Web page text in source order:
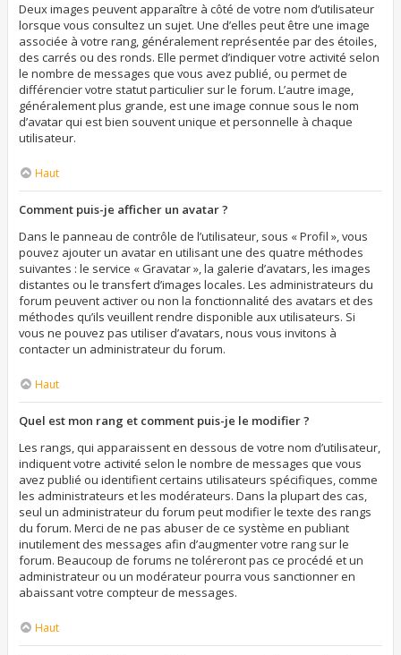
Deux images peuvent apparaître à côté de votre nom d’utilisateur
lorsque vous consultez un sujet. Une d’elles peut être une image
associée à votre rang, généralement représentée par des étoiles,
des carrés ou des ronds. Elle permet d’indiquer votre activité selon
le nombre de messages que vous avez publié, ou permet de
différencier votre statut particulier sur le forum. L’autre image,
généralement plus grande, est une image connue sous le nom
d’avatar qui est bien souvent unique et personnelle à chaque
utilisateur.
Haut
Comment puis-je afficher un avatar ?
Dans le panneau de contrôle de l’utilisateur, sous « Profil », vous
pouvez ajouter un avatar en utilisant une des quatre méthodes
suivantes : le service « Gravatar », la galerie d’avatars, les images
distantes ou le transfert d’images locales. Les administrateurs du
forum peuvent activer ou non la fonctionnalité des avatars et des
méthodes qu’ils veuillent rendre disponible aux utilisateurs. Si
vous ne pouvez pas utiliser d’avatars, nous vous invitons à
contacter un administrateur du forum.
Haut
Quel est mon rang et comment puis-je le modifier ?
Les rangs, qui apparaissent en dessous de votre nom d’utilisateur,
indiquent votre activité selon le nombre de messages que vous
avez publié ou identifient certains utilisateurs spécifiques, comme
les administrateurs et les modérateurs. Dans la plupart des cas,
seul un administrateur du forum peut modifier le texte des rangs
du forum. Merci de ne pas abuser de ce système en publiant
inutilement des messages afin d’augmenter votre rang sur le
forum. Beaucoup de forums ne toléreront pas ce procédé et un
administrateur ou un modérateur pourra vous sanctionner en
abaissant votre compteur de messages.
Haut